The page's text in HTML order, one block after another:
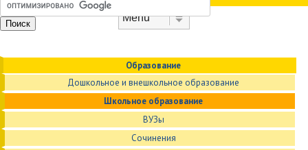
Образование
Дошкольное и внешкольное образование
Школьное образование
ВУЗы
Сочинения